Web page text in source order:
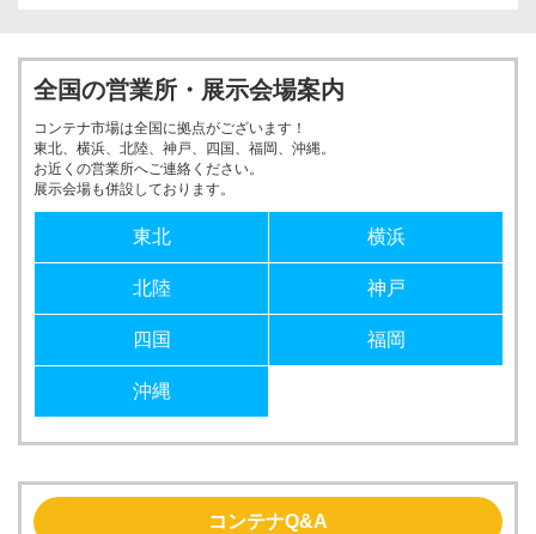
全国の営業所・展示会場案内
コンテナ市場は全国に拠点がございます！
東北、横浜、北陸、神戸、四国、福岡、沖縄。
お近くの営業所へご連絡ください。
展示会場も併設しております。
東北 横浜
北陸 神戸
四国 福岡
沖縄
コンテナQ&A